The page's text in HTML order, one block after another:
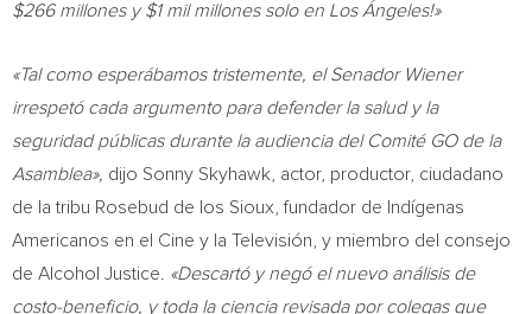
$266millones y$1 milmillones solo en Los Ángeles!»
«Tal como esperábamos tristemente, el Senador Wiener
irrespetó cada argumento para defender la salud y la
seguridad públicas durante la audiencia del Comité GO de la
Asamblea», dijo Sonny Skyhawk , actor, productor, ciudadano
de la tribu Rosebud de los Sioux, fundador de Indígenas
Americanos en el Cine y la Televisión, y miembro del consejo
de Alcohol Justice.
«Descartó y negó el nuevo análisis de
costo-beneficio, y toda la ciencia revisada por colegas que